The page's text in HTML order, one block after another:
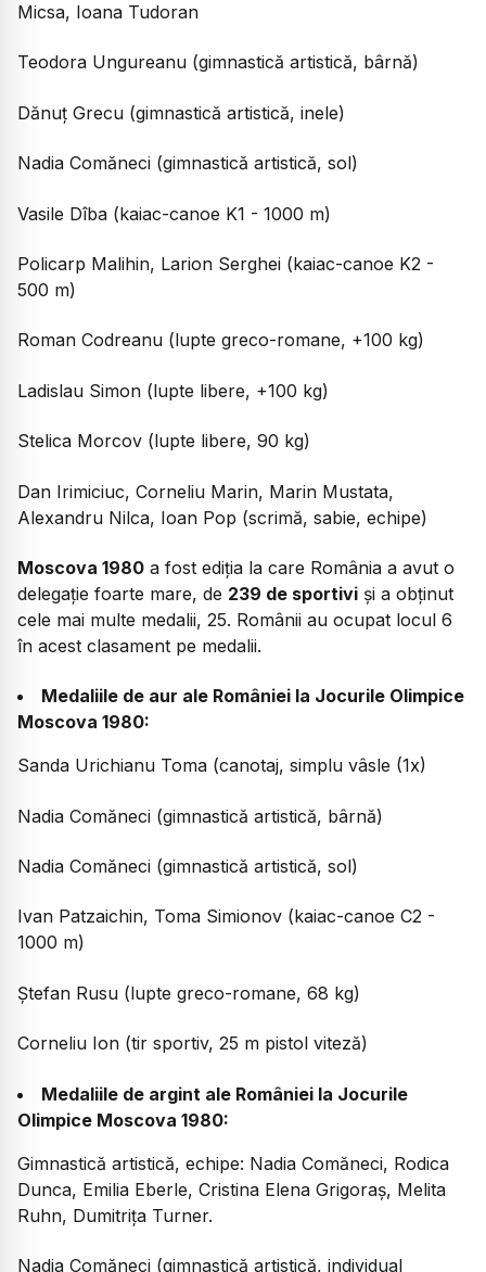
Micsa, Ioana Tudoran
Teodora Ungureanu (gimnastică artistică, bârnă)
Dănuț Grecu (gimnastică artistică, inele)
Nadia Comăneci (gimnastică artistică, sol)
Vasile Dîba (kaiac-canoe K1 - 1000 m)
Policarp Malihin, Larion Serghei (kaiac-canoe K2 -
500 m)
Roman Codreanu (lupte greco-romane, +100 kg)
Ladislau Simon (lupte libere, +100 kg)
Stelica Morcov (lupte libere, 90 kg)
Dan Irimiciuc, Corneliu Marin, Marin Mustata,
Alexandru Nilca, Ioan Pop (scrimă, sabie, echipe)
Moscova 1980 a fost ediția la care România a avut o
delegație foarte mare, de 239 de sportivi și a obținut
cele mai multe medalii, 25. Românii au ocupat locul 6
în acest clasament pe medalii.
Medaliile de aur ale României la Jocurile Olimpice
Moscova 1980:
Sanda Urichianu Toma (canotaj, simplu vâsle (1x)
Nadia Comăneci (gimnastică artistică, bârnă)
Nadia Comăneci (gimnastică artistică, sol)
Ivan Patzaichin, Toma Simionov (kaiac-canoe C2 -
1000 m)
Ștefan Rusu (lupte greco-romane, 68 kg)
Corneliu Ion (tir sportiv, 25 m pistol viteză)
Medaliile de argint ale României la Jocurile
Olimpice Moscova 1980:
Gimnastică artistică, echipe: Nadia Comăneci, Rodica
Dunca, Emilia Eberle, Cristina Elena Grigoraș, Melita
Ruhn, Dumitrița Turner.
Nadia Comăneci (gimnastică artistică, individual